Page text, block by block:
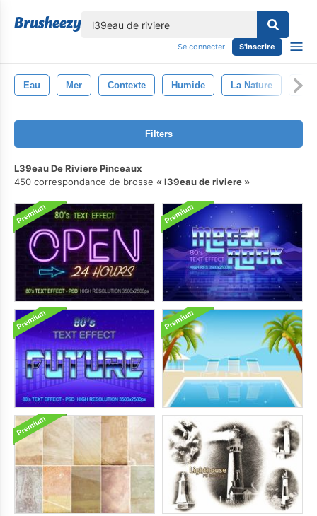
Se connecter S'inscrire
Eau Mer Contexte Humide La Nature Bleu
Filters
L39eau De Riviere Pinceaux
450 correspondance de brosse
l39eau de riviere